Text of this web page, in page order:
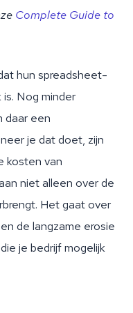
Complete Guide to
hun spreadsheet-
Nog minder
daar een
je dat doet, zijn
kosten van
niet alleen over de
Het gaat over
de langzame erosie
je bedrijf mogelijk